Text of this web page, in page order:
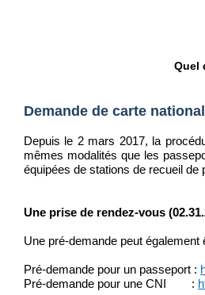
Quel
Demande de carte
Depuis le 2 mars 2017, la
mêmes modalités que les
équipées de stations de recueil
Une prise de rendez-vous
Une pré-demande peut également
Pré-demande pour un passeport :
Pré-demande pour une CNI :